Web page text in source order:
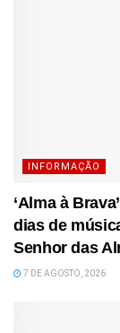
INFORMAÇÃO
‘Alma à
dias de
Senhor das
7 DE AGOSTO, 2026